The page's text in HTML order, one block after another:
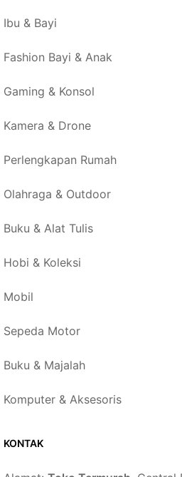
Ibu & Bayi
Fashion Bayi & Anak
Gaming & Konsol
Kamera & Drone
Perlengkapan Rumah
Olahraga & Outdoor
Buku & Alat Tulis
Hobi & Koleksi
Mobil
Sepeda Motor
Buku & Majalah
Komputer & Aksesoris
KONTAK